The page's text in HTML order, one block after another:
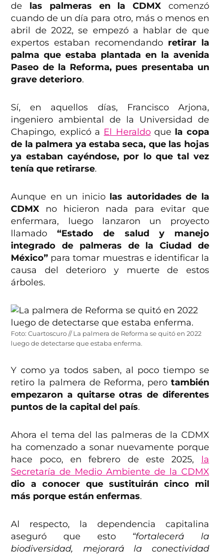
de las palmeras en la CDMXcomenzó
cuando de un día para otro, más o menos en
abril de 2022, se empezó a hablar de que
expertos estaban recomendando retirar la
palma que estaba plantada en la avenida
Paseo de la Reforma, pues presentaba un
grave deterioro.
Sí, en aquellos días, Francisco Arjona,
ingeniero ambiental de la Universidad de
Chapingo, explicó a El Heraldoque la copa
de la palmera ya estaba seca, que las hojas
ya estaban cayéndose, por lo que tal vez
tenía que retirarse.
Aunque en un inicio las autoridades de la
CDMX no hicieron nada para evitar que
enfermara, luego lanzaron un proyecto
llamado“Estado de salud y manejo
integrado de palmeras de la Ciudad de
México” para tomar muestras e identificar la
causa del deterioro y muerte de estos
árboles.
Foto: Cuartoscuro // La palmera de Reforma se quitó en 2022
luego de detectarse que estaba enferma.
Y como ya todos saben, al poco tiempo se
retiro la palmera de Reforma, pero también
empezaron a quitarse otras de diferentes
puntos de la capital del país.
Ahora el tema del las palmeras de la CDMX
ha comenzado a sonar nuevamente porque
hace poco, en febrero de este 2025, la
Secretaría de Medio Ambiente de la CDMX
dio a conocer que sustituirán cinco mil
más porque están enfermas.
Al respecto, la dependencia capitalina
aseguró que esto“fortalecerá la
biodiversidad, mejorará la conectividad